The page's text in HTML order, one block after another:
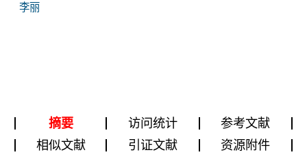
李丽
摘要 访问统计
参考文献
相似文献
引证文献 资源附件